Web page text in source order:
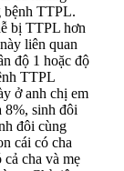
bệnh TTPL.
bị TTPL hơn
liên quan
độ 1 hoặc độ
TTPL
ở anh chị em
8%, sinh đôi
đôi cùng
cái có cha
cha và mẹ